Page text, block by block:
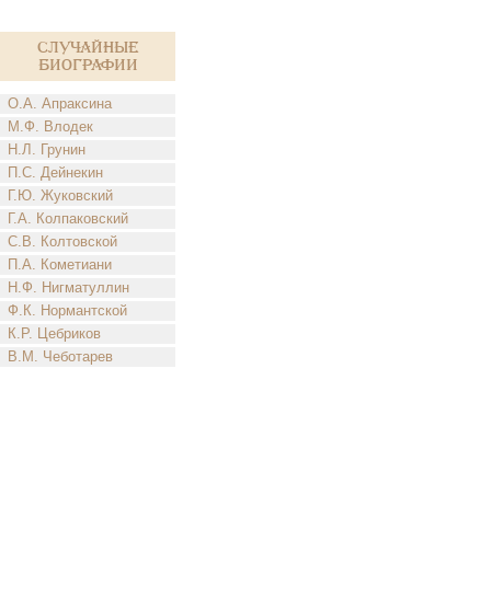
Случайные
биографии
О.А. Апраксина
М.Ф. Влодек
Н.Л. Грунин
П.С. Дейнекин
Г.Ю. Жуковский
Г.А. Колпаковский
С.В. Колтовской
П.А. Кометиани
Н.Ф. Нигматуллин
Ф.К. Нормантской
К.Р. Цебриков
В.М. Чеботарев